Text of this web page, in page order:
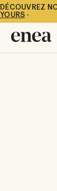
DÉCOUVREZ
YOURS -